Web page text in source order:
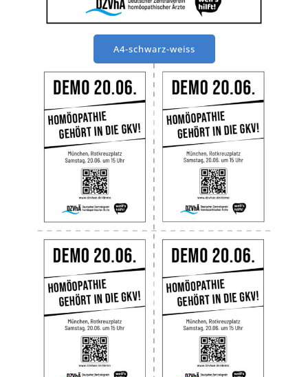
A4-schwarz-weiss